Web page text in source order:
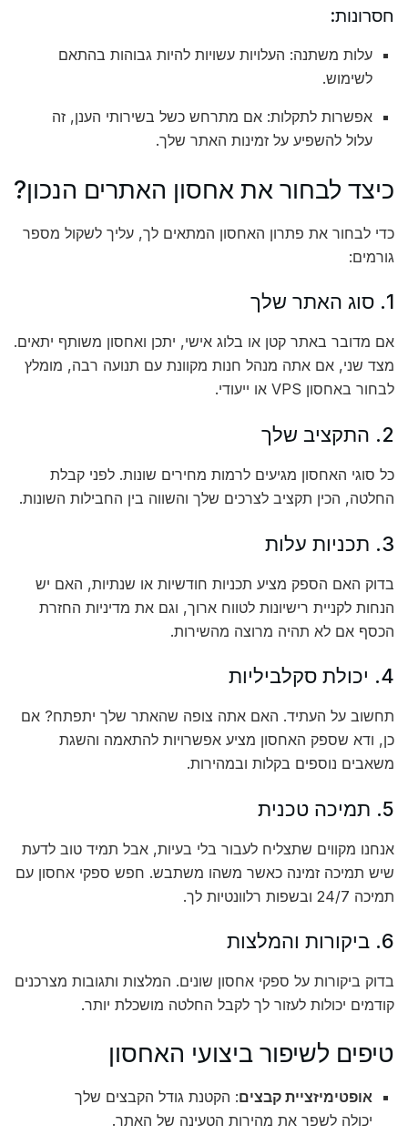
חסרונות:
עלות משתנה: העלויות עשויות להיות גבוהות בהתאם
לשימוש.
אפשרות לתקלות: אם מתרחש כשל בשירותי הענן, זה
עלול להשפיע על זמינות האתר שלך.
כיצד לבחור את אחסון האתרים הנכון?
כדי לבחור את פתרון האחסון המתאים לך, עליך לשקול מספר
גורמים:
1. סוג האתר שלך
אם מדובר באתר קטן או בלוג אישי, יתכן ואחסון משותף יתאים.
מצד שני, אם אתה מנהל חנות מקוונת עם תנועה רבה, מומלץ
לבחור באחסון VPS או ייעודי.
2. התקציב שלך
כל סוגי האחסון מגיעים לרמות מחירים שונות. לפני קבלת
החלטה, הכין תקציב לצרכים שלך והשווה בין החבילות השונות.
3. תכניות עלות
בדוק האם הספק מציע תכניות חודשיות או שנתיות, האם יש
הנחות לקניית רישיונות לטווח ארוך, וגם את מדיניות החזרת
הכסף אם לא תהיה מרוצה מהשירות.
4. יכולת סקלביליות
תחשוב על העתיד. האם אתה צופה שהאתר שלך יתפתח? אם
כן, ודא שספק האחסון מציע אפשרויות להתאמה והשגת
משאבים נוספים בקלות ובמהירות.
5. תמיכה טכנית
אנחנו מקווים שתצליח לעבור בלי בעיות, אבל תמיד טוב לדעת
שיש תמיכה זמינה כאשר משהו משתבש. חפש ספקי אחסון עם
תמיכה 24/7 ובשפות רלוונטיות לך.
6. ביקורות והמלצות
בדוק ביקורות על ספקי אחסון שונים. המלצות ותגובות מצרכנים
קודמים יכולות לעזור לך לקבל החלטה מושכלת יותר.
טיפים לשיפור ביצועי האחסון
אופטימיזציית קבצים: הקטנת גודל הקבצים שלך
יכולה לשפר את מהירות הטעינה של האתר.